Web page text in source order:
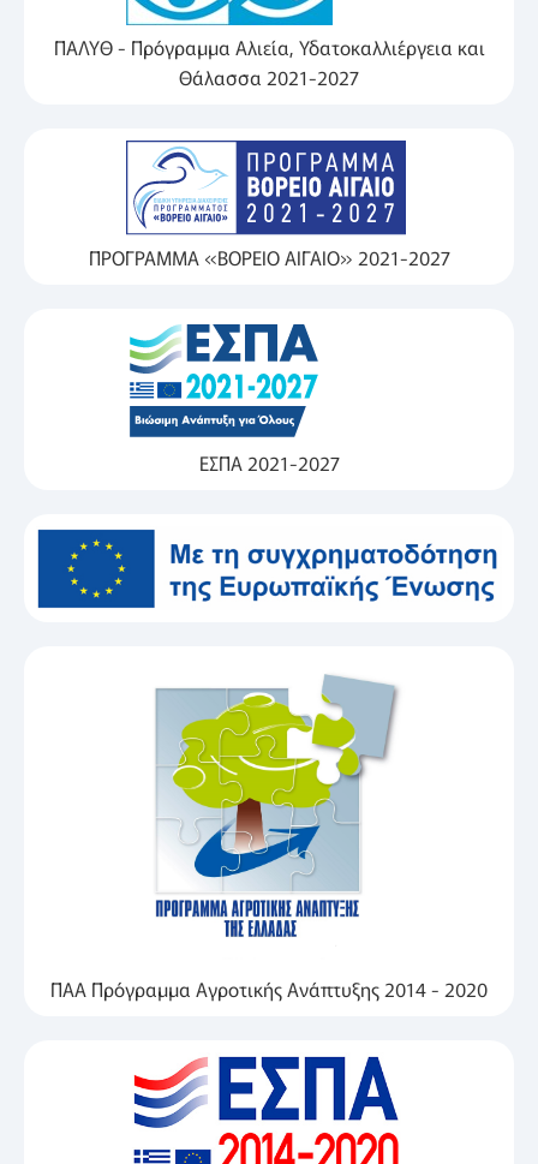
ΠΑΛΥΘ - Πρόγραμμα Αλιεία, Υδατοκαλλιέργεια και
Θάλασσα 2021-2027
ΠΡΟΓΡΑΜΜΑ «ΒΟΡΕΙΟ ΑΙΓΑΙΟ» 2021-2027
ΕΣΠΑ 2021-2027
ΠΑΑ Πρόγραμμα Αγροτικής Ανάπτυξης 2014 - 2020